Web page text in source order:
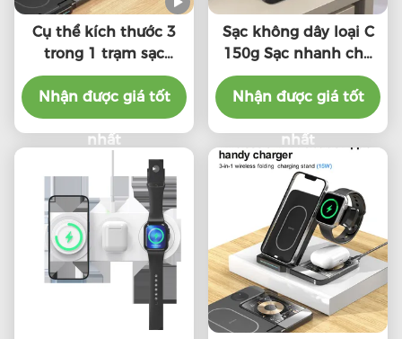
Cụ thể kích thước 3
trong 1 trạm sạc
không dây / Pad W /
Cáp loại C
Nhận được giá tốt
nhất
Sạc không dây loại C
150g Sạc nhanh cho
nhiều thiết bị Khoảng
cách sạc 2-8mm
Nhận được giá tốt
nhất